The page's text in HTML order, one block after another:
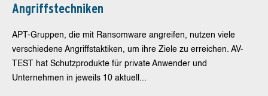
Angriffstechniken
APT-Gruppen, die mit Ransomware angreifen, nutzen viele
verschiedene Angriffstaktiken, um ihre Ziele zu erreichen. AV-
TEST hat Schutzprodukte für private Anwender und
Unternehmen in jeweils 10 aktuell...